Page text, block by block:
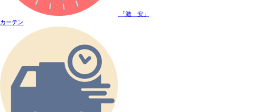
「激 安」
カーテン